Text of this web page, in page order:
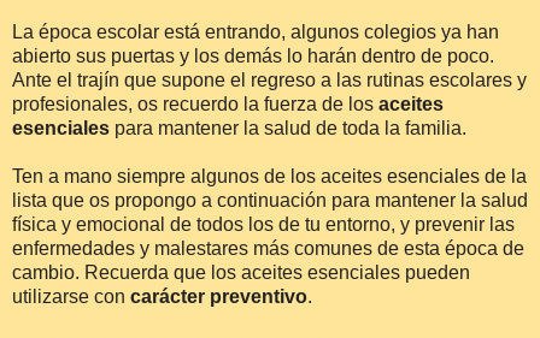
La época escolar está entrando, algunos colegios ya han
abierto sus puertas y los demás lo harán dentro de poco.
Ante el trajín que supone el regreso a las rutinas escolares y
profesionales, os recuerdo la fuerza de los aceites
esenciales para mantener la salud de toda la familia.
Ten a mano siempre algunos de los aceites esenciales de la
lista que os propongo a continuación para mantener la salud
física y emocional de todos los de tu entorno, y prevenir las
enfermedades y malestares más comunes de esta época de
cambio. Recuerda que los aceites esenciales pueden
utilizarse con carácter preventivo.